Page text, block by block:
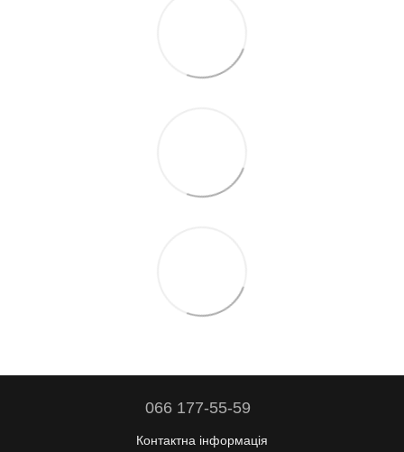
066 177-55-59
Контактна інформація